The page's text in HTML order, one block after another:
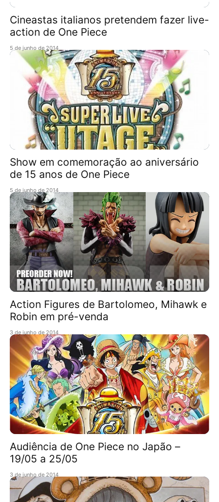
Cineastas italianos pretendem fazer live-
action de One Piece
5 de junho de 2014
Show em comemoração ao aniversário
de 15 anos de One Piece
5 de junho de 2014
Action Figures de Bartolomeo, Mihawk e
Robin em pré-venda
3 de junho de 2014
Audiência de One Piece no Japão –
19/05 a 25/05
3 de junho de 2014